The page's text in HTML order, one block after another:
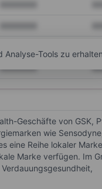
XXXXXXX
Tools zu
Geschäfte von GSK,
wie
eine Reihe lokaler
Marke verfügen. Im